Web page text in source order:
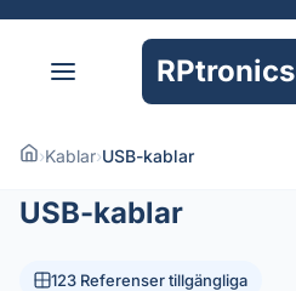
RPtronics
›Kablar›USB-kablar
USB-kablar
123 Referenser tillgängliga